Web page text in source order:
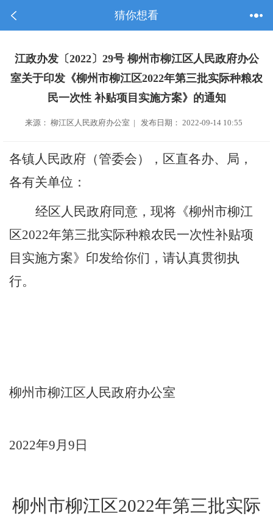
猜你想看
江政办发〔2022〕29号 柳州市柳江区人民政府办公
室关于印发《柳州市柳江区2022年第三批实际种粮农
民一次性 补贴项目实施方案》的通知
来源： 柳江区人民政府办公室 | 发布日期： 2022-09-14 10:55
各镇人民政府（管委会），区直各办、局，
各有关单位：
经区人民政府同意，现将《柳州市柳江
区2022年第三批实际种粮农民一次性补贴项
目 实施方案》印发给你们，请认真贯彻执
行。
柳州市柳江区人民政府办公室
2022年9月 9 日
柳州市柳江区2022年第三批实际